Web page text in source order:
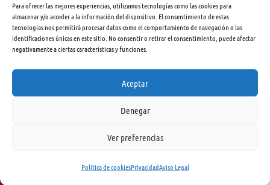
Para ofrecer las mejores experiencias, utilizamos tecnologías como las cookies para
almacenar y/o acceder a la información del dispositivo. El consentimiento de estas
tecnologías nos permitirá procesar datos como el comportamiento de navegación o las
identificaciones únicas en este sitio. No consentir o retirar el consentimiento, puede afectar
negativamente a ciertas características y funciones.
Aceptar
Denegar
Ver preferencias
Política de cookiesPrivacidadAviso Legal
462
415
info@libreriapraga.com
Gracia,